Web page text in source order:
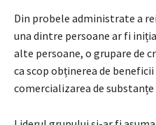
Din probele administrate a
una dintre persoane ar fi
alte persoane, o grupare de
ca scop obținerea de
comercializarea de